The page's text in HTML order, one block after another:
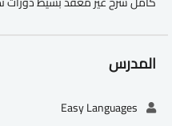
المدرس